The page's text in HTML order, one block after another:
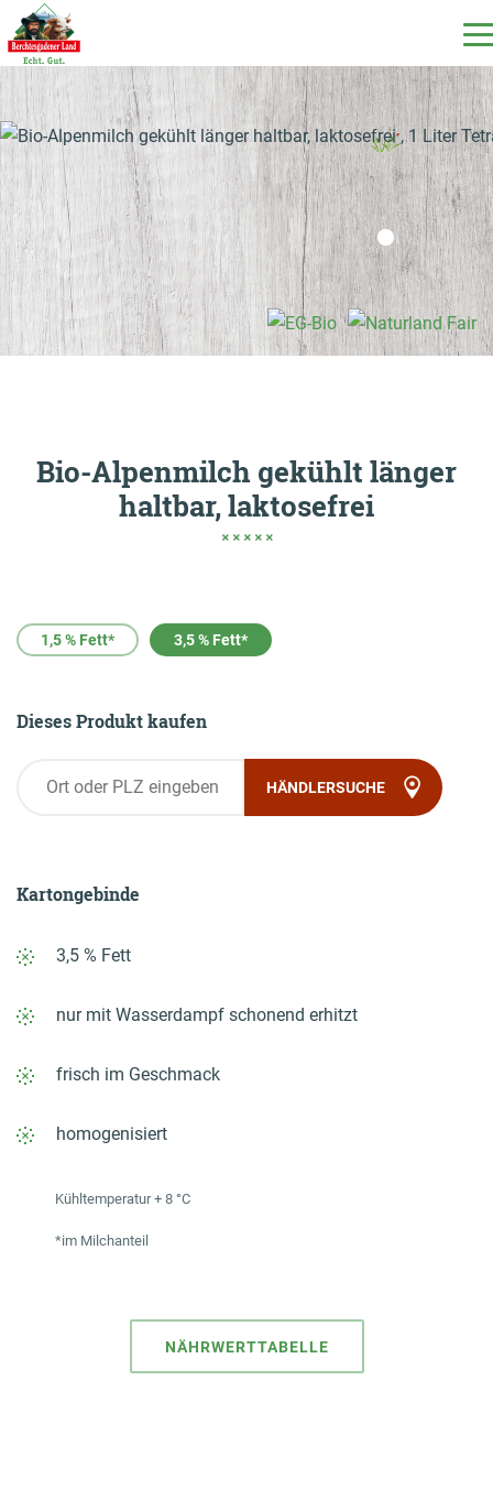
DE IT
Unsere Produkte
Unsere Milch
Milchecho
ZUM LOGIN BEREICH
Einkaufen
Kontakt
Bio-Alpenmilch gekühlt länger
haltbar, laktosefrei
1,5 % Fett* 3,5 % Fett*
Dieses Produkt kaufen
HÄNDLERSUCHE
Kartongebinde
3,5 % Fett
nur mit Wasserdampf schonend erhitzt
frisch im Geschmack
homogenisiert
Kühltemperatur + 8 °C
*im Milchanteil
NÄHRWERTTABELLE